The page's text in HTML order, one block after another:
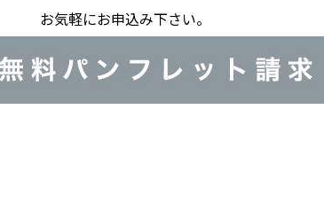
お気軽にお申込み下さい。